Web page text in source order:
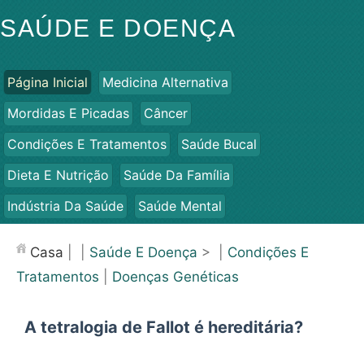
SAÚDE E DOENÇA
Página Inicial
Medicina Alternativa
Mordidas E Picadas
Câncer
Condições E Tratamentos
Saúde Bucal
Dieta E Nutrição
Saúde Da Família
Indústria Da Saúde
Saúde Mental
Saúde
Casa Saúde E Doença > | Condições E
Tratamentos
Doenças Genéticas
A tetralogia de Fallot é hereditária?